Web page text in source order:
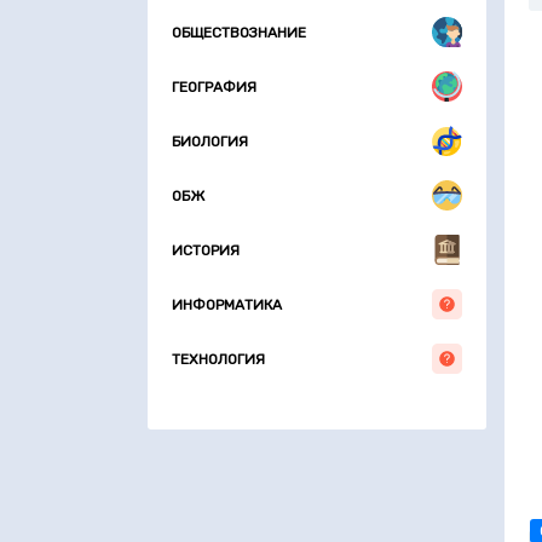
ОБЩЕСТВОЗНАНИЕ
ГЕОГРАФИЯ
БИОЛОГИЯ
ОБЖ
ИСТОРИЯ
ИНФОРМАТИКА
ТЕХНОЛОГИЯ